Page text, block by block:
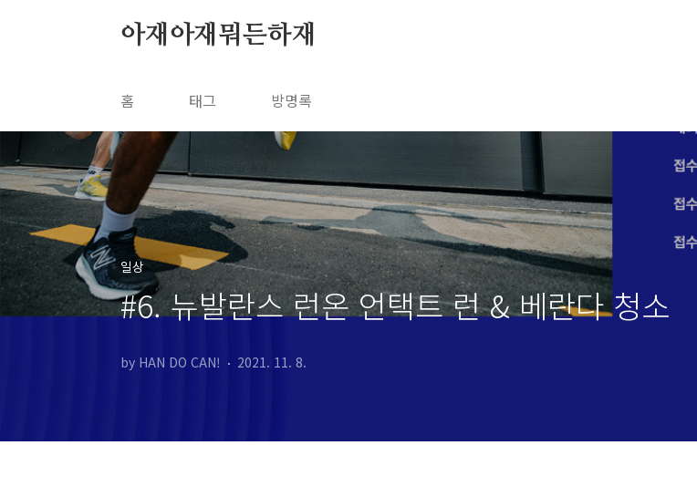
아재아재뭐든하재
홈 태그 방명록
일상
#6. 뉴발란스 런온 언택트 런 & 베란다 청소
by HAN DO CAN! 2021. 11. 8.